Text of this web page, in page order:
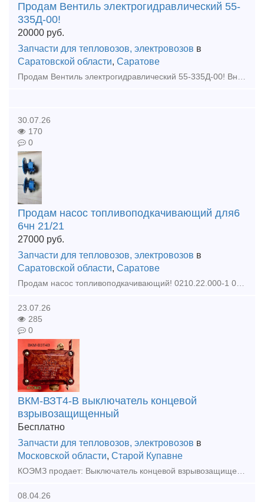
Продам Вентиль электрогидравлический 55-
335Д-00!
20000 руб.
Запчасти для тепловозов, электровозов в
Саратовской области, Саратове
Продам Вентиль электрогидравлический 55-335Д-00! Вналичии!!!
30.07.26
170
0
Продам насос топливоподкачивающий для6
6чн 21/21
27000 руб.
Запчасти для тепловозов, электровозов в
Саратовской области, Саратове
Продам насос топливоподкачивающий! 0210.22.000-1 0217.22.000
23.07.26
285
0
ВКМ-ВЗТ4-В выключатель концевой
взрывозащищенный
Бесплатно
Запчасти для тепловозов, электровозов в
Московской области, Старой Купавне
КОЭМЗ продает: Выключатель концевой взрывозащищенный ВКМ-ВЗТ4-В. Выключатель ВКМ-ВЗТ4-В предназначен для коммутации электрических цепей управления переменного напряжения до 380В, частоты 50 и 60Гц.,
08.04.26